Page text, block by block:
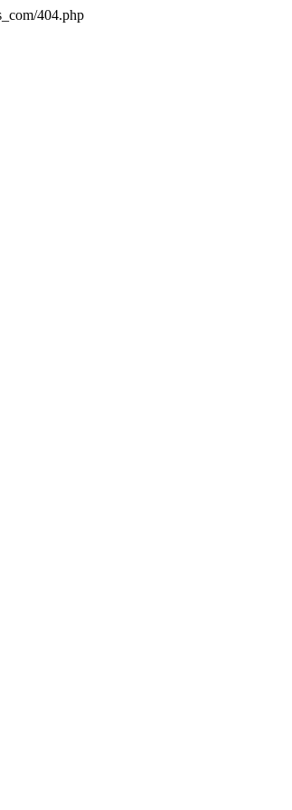
404.php